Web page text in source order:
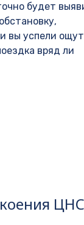
будет
вы успели
вряд ли
ЦНС